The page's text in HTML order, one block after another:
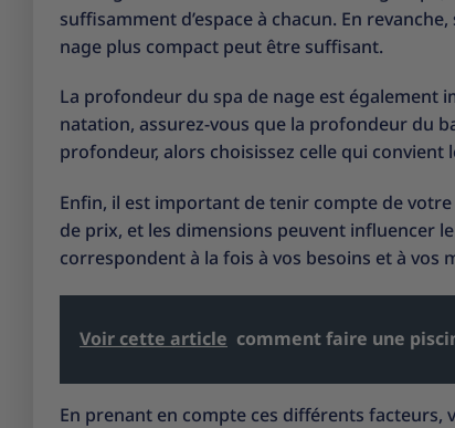
suffisamment d’espace à chacun. En
nage plus compact peut être suffisant.
La profondeur du spa de nage est également
natation, assurez-vous que la profondeur du
profondeur, alors choisissez celle qui convient
Enfin, il est important de tenir compte de
de prix, et les dimensions peuvent influencer
correspondent à la fois à vos besoins et à vos
Voir cette article comment faire une
En prenant en compte ces différents facteurs,